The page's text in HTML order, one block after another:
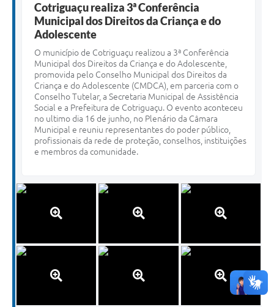
Cotriguaçu realiza 3ª Conferência
Municipal dos Direitos da Criança e do
Adolescente
O município de Cotriguaçu realizou a 3ª Conferência
Municipal dos Direitos da Criança e do Adolescente,
promovida pelo Conselho Municipal dos Direitos da
Criança e do Adolescente (CMDCA), em parceria com o
Conselho Tutelar, a Secretaria Municipal de Assistência
Social e a Prefeitura de Cotriguaçu. O evento aconteceu
no ultimo dia 16 de junho, no Plenário da Câmara
Municipal e reuniu representantes do poder público,
profissionais da rede de proteção, conselhos, instituições
e membros da comunidade.